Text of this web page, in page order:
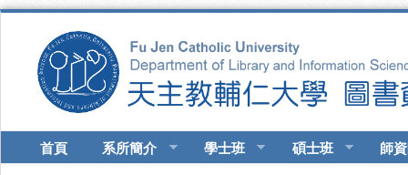
首頁 系所簡介 學士班 碩士班 師